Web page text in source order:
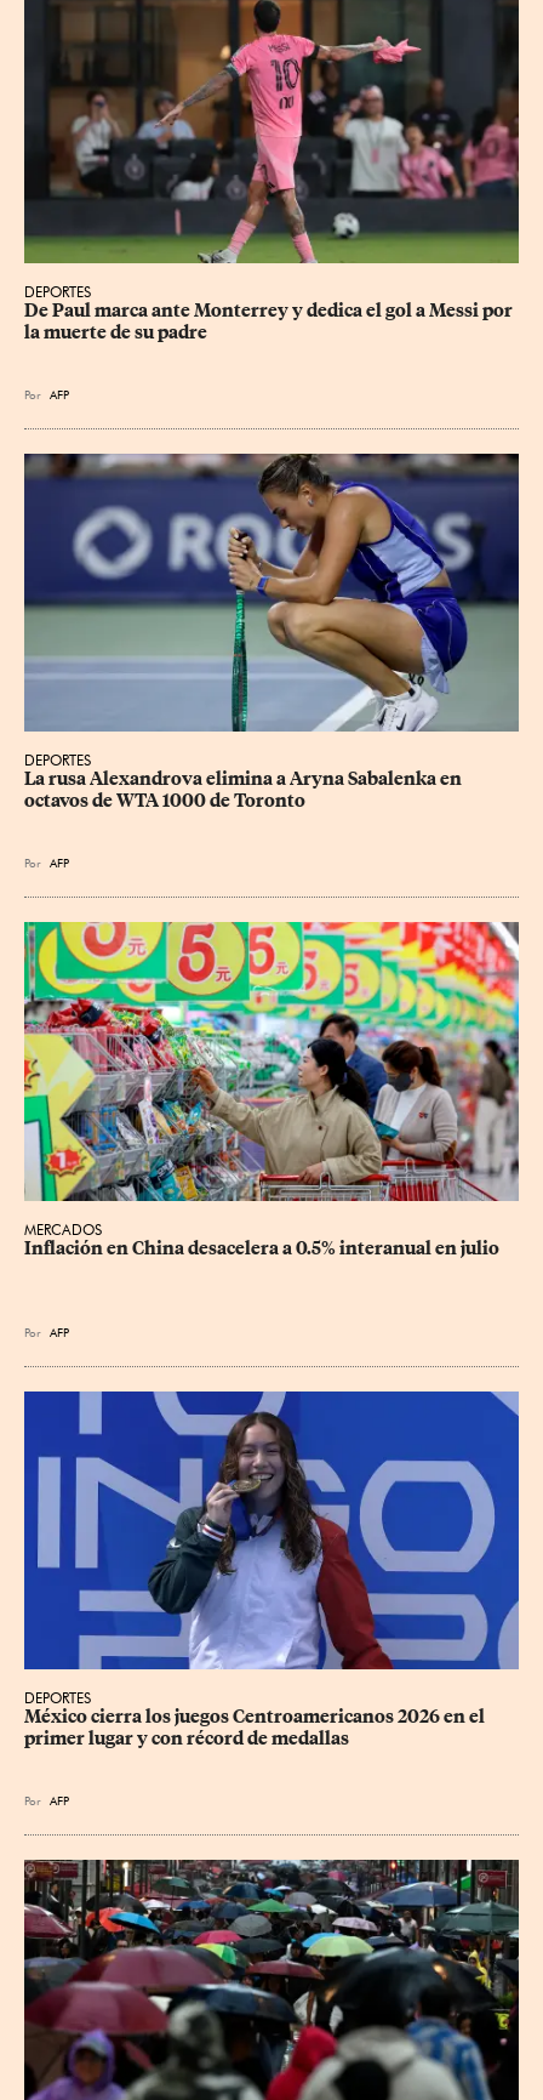
DEPORTES
De Paul marca ante Monterrey y dedica el gol a Messi por
la muerte de su padre
Por AFP
DEPORTES
La rusa Alexandrova elimina a Aryna Sabalenka en
octavos de WTA 1000 de Toronto
Por AFP
MERCADOS
Inflación en China desacelera a 0.5% interanual en julio
Por AFP
DEPORTES
México cierra los juegos Centroamericanos 2026 en el
primer lugar y con récord de medallas
Por AFP